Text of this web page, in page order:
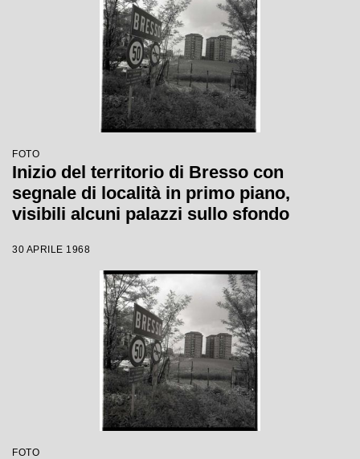
FOTO
Inizio del territorio di Bresso con
segnale di località in primo piano,
visibili alcuni palazzi sullo sfondo
30 APRILE 1968
FOTO